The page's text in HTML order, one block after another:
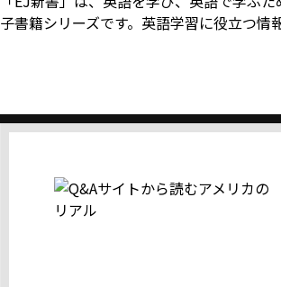
子書籍シリーズです。英語学習に役立つ情